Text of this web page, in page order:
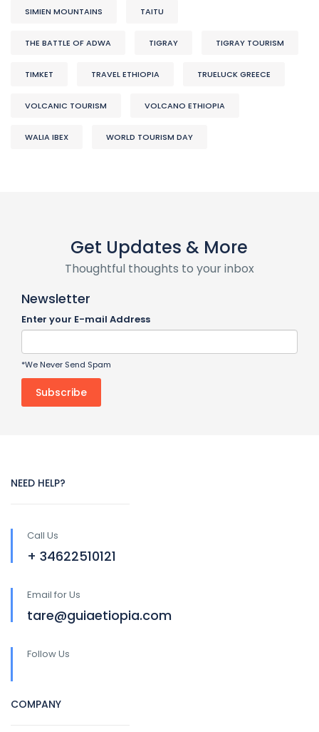
SIMIEN MOUNTAINS TAITU
THE BATTLE OF ADWA TIGRAY TIGRAY TOURISM
TIMKET TRAVEL ETHIOPIA TRUELUCK GREECE
VOLCANIC TOURISM VOLCANO ETHIOPIA
WALIA IBEX WORLD TOURISM DAY
Get Updates & More
Thoughtful thoughts to your inbox
Newsletter
Enter your E-mail Address
*We Never Send Spam
NEED HELP?
Call Us
+ 34622510121
Email for Us
tare@guiaetiopia.com
Follow Us
COMPANY